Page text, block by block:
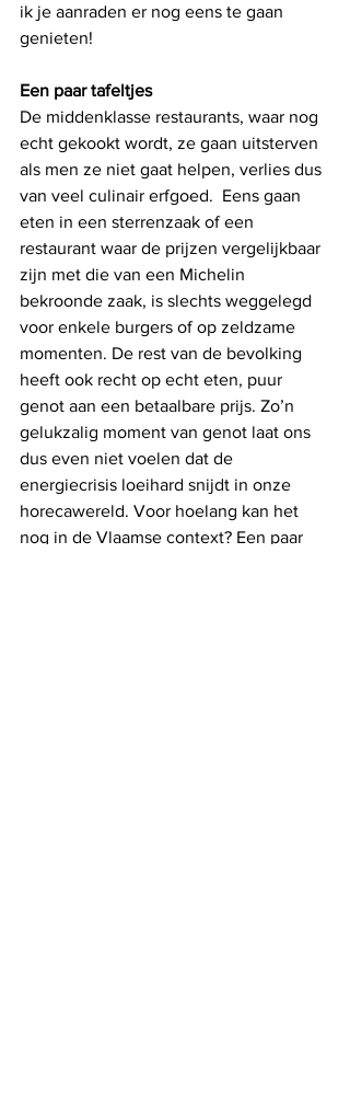
ik je aanraden er nog eens te gaan
genieten!
Een paar tafeltjes
De middenklasse restaurants, waar nog
echt gekookt wordt, ze gaan uitsterven
als men ze niet gaat helpen, verlies dus
van veel culinair erfgoed.  Eens gaan
eten in een sterrenzaak of een
restaurant waar de prijzen vergelijkbaar
zijn met die van een Michelin
bekroonde zaak, is slechts weggelegd
voor enkele burgers of op zeldzame
momenten. De rest van de bevolking
heeft ook recht op echt eten, puur
genot aan een betaalbare prijs. Zo’n
gelukzalig moment van genot laat ons
dus even niet voelen dat de
energiecrisis loeihard snijdt in onze
horecawereld. Voor hoelang kan het
nog in de Vlaamse context? Een paar